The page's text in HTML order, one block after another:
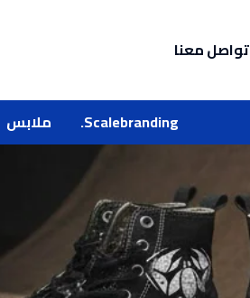
تواصل معنا
Scalebranding. ملابس